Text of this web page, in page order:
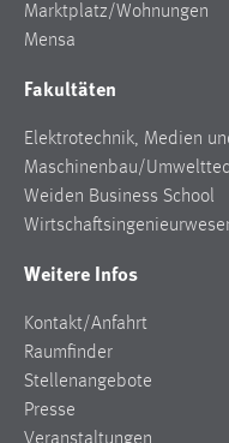
Marktplatz/Wohnungen
Mensa
Fakultäten
Elektrotechnik, Medien
Maschinenbau/
Weiden Business School
Weitere Infos
Kontakt/Anfahrt
Raumfinder
Stellenangebote
Presse
externen Medien
Vimeo